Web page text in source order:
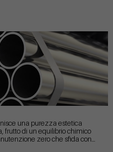
una purezza estetica
frutto di un equilibrio chimico
zero che sfida con